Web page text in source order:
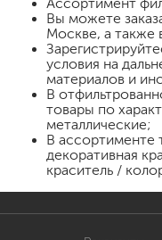
Вы можете
Москве, а также
условия на
материалов и
В
товары по
металлические;
В ассортименте
декоративная
краситель /